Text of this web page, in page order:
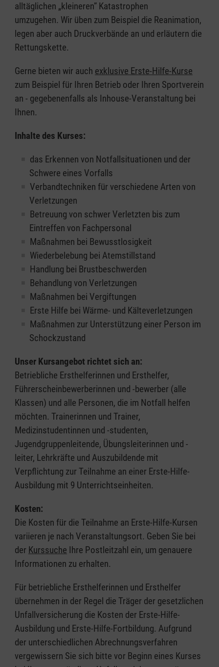
alltäglichen „kleineren” Katastrophen
umzugehen. Wir üben zum Beispiel die Reanimation,
legen aber auch Druckverbände an und erläutern die
Rettungskette.
Gerne bieten wir auch exklusive Erste-Hilfe-Kurse
zum Beispiel für Ihren Betrieb oder Ihren Sportverein
an - gegebenenfalls als Inhouse-Veranstaltung bei
Ihnen.
Inhalte des Kurses:
das Erkennen von Notfallsituationen und der
Schwere eines Vorfalls
Verbandtechniken für verschiedene Arten von
Verletzungen
Betreuung von schwer Verletzten bis zum
Eintreffen von Fachpersonal
Maßnahmen bei Bewusstlosigkeit
Wiederbelebung bei Atemstillstand
Handlung bei Brustbeschwerden
Behandlung von Verletzungen
Maßnahmen bei Vergiftungen
Erste Hilfe bei Wärme- und Kälteverletzungen
Maßnahmen zur Unterstützung einer Person im
Schockzustand
Unser Kursangebot richtet sich an:
Betriebliche Ersthelferinnen und Ersthelfer,
Führerscheinbewerberinnen und -bewerber (alle
Klassen) und alle Personen, die im Notfall helfen
möchten. Trainerinnen und Trainer,
Medizinstudentinnen und -studenten,
Jugendgruppenleitende, Übungsleiterinnen und -
leiter, Lehrkräfte und Auszubildende mit
Verpflichtung zur Teilnahme an einer Erste-Hilfe-
Ausbildung mit 9 Unterrichtseinheiten.
Kosten:
Die Kosten für die Teilnahme an Erste-Hilfe-Kursen
variieren je nach Veranstaltungsort. Geben Sie bei
der Kurssuche Ihre Postleitzahl ein, um genauere
Informationen zu erhalten.
Für betriebliche Ersthelferinnen und Ersthelfer
übernehmen in der Regel die Träger der gesetzlichen
Unfallversicherung die Kosten der Erste-Hilfe-
Ausbildung und Erste-Hilfe-Fortbildung. Aufgrund
der unterschiedlichen Abrechnungsverfahren
vergewissern Sie sich bitte vor Beginn eines Kurses